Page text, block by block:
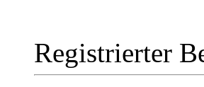
Registrierter